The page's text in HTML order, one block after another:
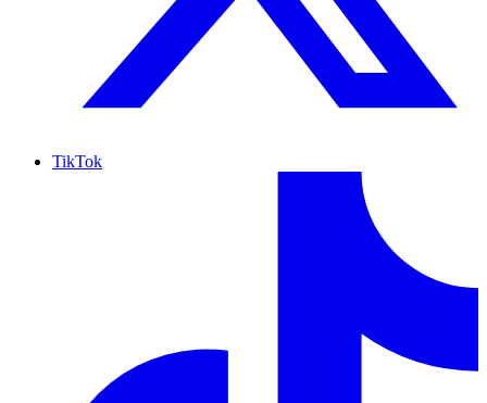
TikTok